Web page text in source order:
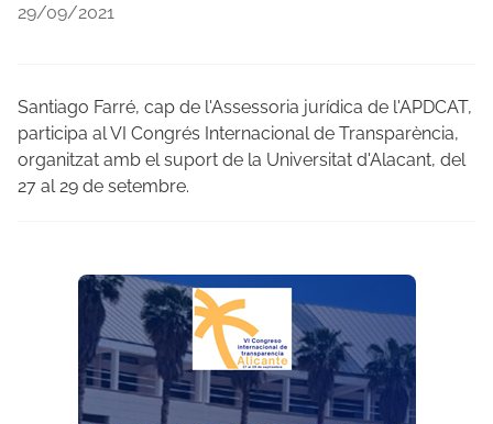
29/09/2021
Santiago Farré, cap de l'Assessoria jurídica de l'APDCAT,
participa al VI Congrés Internacional de Transparència,
organitzat amb el suport de la Universitat d'Alacant, del
27 al 29 de setembre.